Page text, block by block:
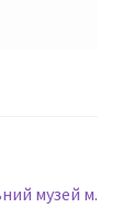
музей м.